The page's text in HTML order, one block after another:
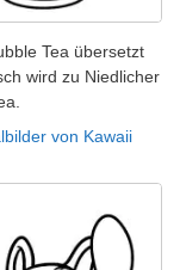
Tea übersetzt
wird zu Niedlicher
von Kawaii